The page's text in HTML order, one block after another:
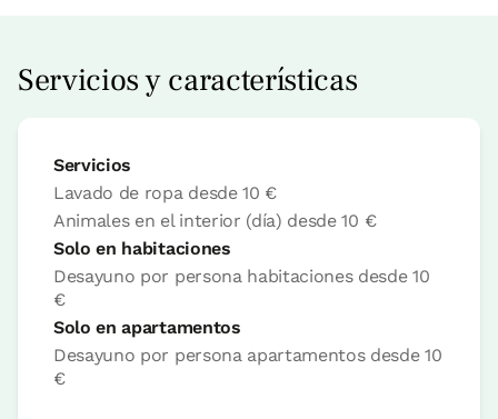
Reserva ahora
Habitación doble
Habitación - 1 cama doble
Baño: Completo con ducha
Servicios y características
Servicios
Lavado de ropa desde10 €
Animales en el interior (día) desde10 €
Solo en habitaciones
Desayuno por persona habitaciones desde10
€
Solo en apartamentos
Desayuno por persona apartamentos desde10
€